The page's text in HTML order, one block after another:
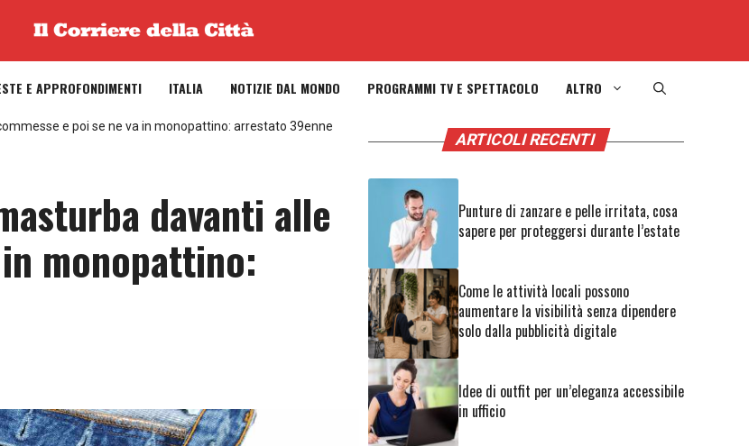
E APPROFONDIMENTI ITALIA NOTIZIE DAL MONDO PROGRAMMI TV E SPETTACOLO ALTRO
e poi se ne va in monopattino: arrestato 39enne
davanti alle
monopattino:
ARTICOLI RECENTI
Punture di zanzare e pelle irritata, cosa
sapere per proteggersi durante l’estate
Come le attività locali possono
aumentare la visibilità senza dipendere
solo dalla pubblicità digitale
Idee di outfit per un’eleganza accessibile
in ufficio